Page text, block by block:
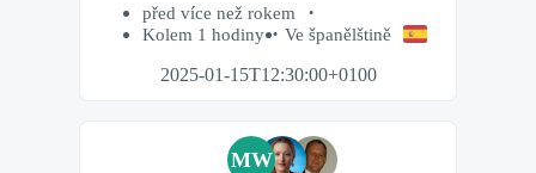
před více než rokem
Kolem 1 hodiny
Ve španělštině
2025-01-15T12:30:00+0100
MW